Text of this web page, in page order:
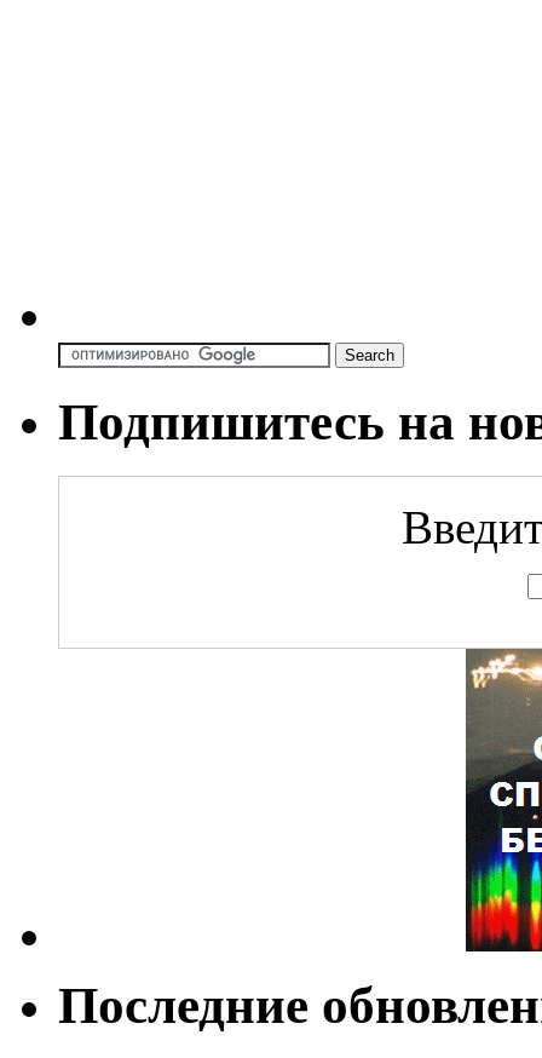
Подпишитесь на
Последние